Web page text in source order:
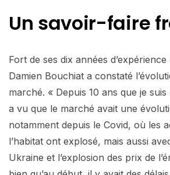
Un savoir-faire
Fort de ses dix années
Damien Bouchiat a constaté
marché. « Depuis 10 ans que je
a vu que le marché avait une
notamment depuis le Covid, où les
l’habitat ont explosé, mais aussi
Ukraine et l’explosion des prix de